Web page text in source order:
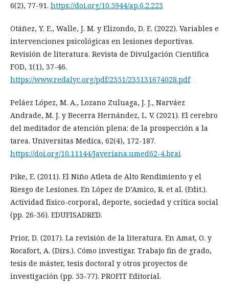
6(2), 77-91. https://doi.org/10.5944/ap.6.2.223
Otáñez, Y. E., Walle, J. M. y Elizondo, D. E. (2022). Variables e
intervenciones psicológicas en lesiones deportivas.
Revisión de literatura. Revista de Divulgación Científica
FOD, 1(1), 37-46.
https://www.redalyc.org/pdf/2351/235131674028.pdf
Peláez López, M. A., Lozano Zuluaga, J. J., Narváez
Andrade, M. J. y Becerra Hernández, L. V. (2021). El cerebro
del meditador de atención plena: de la prospección a la
tarea. Universitas Medica, 62(4), 172-187.
https://doi.org/10.11144/Javeriana.umed62-4.brai
Pike, E. (2011). El Niño Atleta de Alto Rendimiento y el
Riesgo de Lesiones. En López de D’Amico, R. et al. (Edit.).
Actividad físico-corporal, deporte, sociedad y crítica social
(pp. 26-36). EDUFISADRED.
Prior, D. (2017). La revisión de la literatura. En Amat, O. y
Rocafort, A. (Dirs.). Cómo investigar. Trabajo fin de grado,
tesis de máster, tesis doctoral y otros proyectos de
investigación (pp. 53-77). PROFIT Editorial.